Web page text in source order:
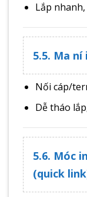
Lắp
5.5. Ma
Nối cáp/
Dễ tháo
5.6. Móc
(quick